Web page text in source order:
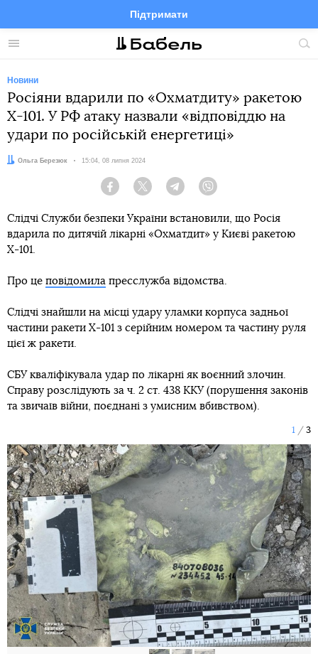
Меню
Підтримати
FacebookTelegramTwitter
Новини
Росіяни вдарили по «Охматдиту» ракетою
Х-101. У РФ атаку назвали «відповіддю на
удари по російській енергетиці»
Автор:
Ольга Березюк Дата:
15:04, 08 липня 2024
Facebook Twitter Telegram
Слідчі Служби безпеки України встановили, що Росія
вдарила по дитячій лікарні «Охматдит» у Києві ракетою
Х-101.
Про це повідомила пресслужба відомства.
Слідчі знайшли на місці удару уламки корпуса задньої
частини ракети Х-101 з серійним номером та частину руля
цієї ж ракети.
СБУ кваліфікувала удар по лікарні як воєнний злочин.
Справу розслідують за ч. 2 ст. 438 ККУ (порушення законів
та звичаїв війни, поєднані з умисним вбивством).
1 3